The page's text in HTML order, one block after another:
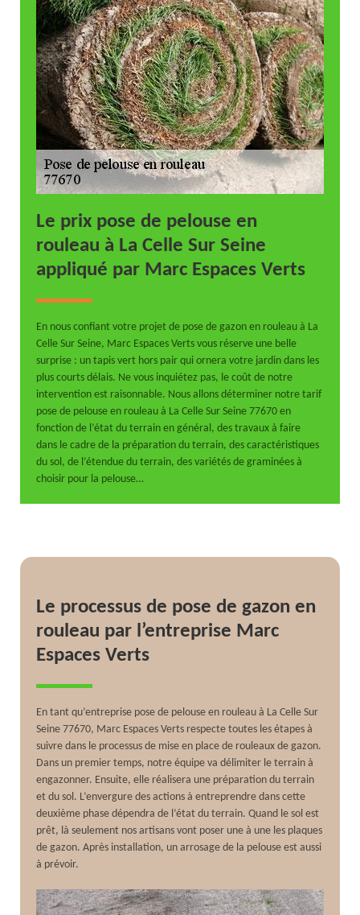
Le prix pose de pelouse en
rouleau à La Celle Sur Seine
appliqué par Marc Espaces Verts
En nous confiant votre projet de pose de gazon en rouleau à La
Celle Sur Seine, Marc Espaces Verts vous réserve une belle
surprise : un tapis vert hors pair qui ornera votre jardin dans les
plus courts délais. Ne vous inquiétez pas, le coût de notre
intervention est raisonnable. Nous allons déterminer notre tarif
pose de pelouse en rouleau à La Celle Sur Seine 77670 en
fonction de l’état du terrain en général, des travaux à faire
dans le cadre de la préparation du terrain, des caractéristiques
du sol, de l’étendue du terrain, des variétés de graminées à
choisir pour la pelouse…
Le processus de pose de gazon en
rouleau par l’entreprise Marc
Espaces Verts
En tant qu’entreprise pose de pelouse en rouleau à La Celle Sur
Seine 77670, Marc Espaces Verts respecte toutes les étapes à
suivre dans le processus de mise en place de rouleaux de gazon.
Dans un premier temps, notre équipe va délimiter le terrain à
engazonner. Ensuite, elle réalisera une préparation du terrain
et du sol. L’envergure des actions à entreprendre dans cette
deuxième phase dépendra de l’état du terrain. Quand le sol est
prêt, là seulement nos artisans vont poser une à une les plaques
de gazon. Après installation, un arrosage de la pelouse est aussi
à prévoir.